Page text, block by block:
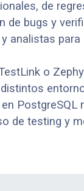
de
de bugs y
analistas
o
PostgreSQL
de testing y